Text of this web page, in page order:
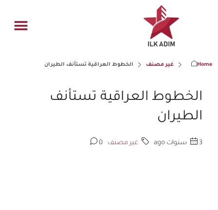
Home غير مصنف الخطوط العراقية تستأنف الطيران
الخطوط العراقية تستأنف
الطيران
3 سنوات ago غير مصنف 0